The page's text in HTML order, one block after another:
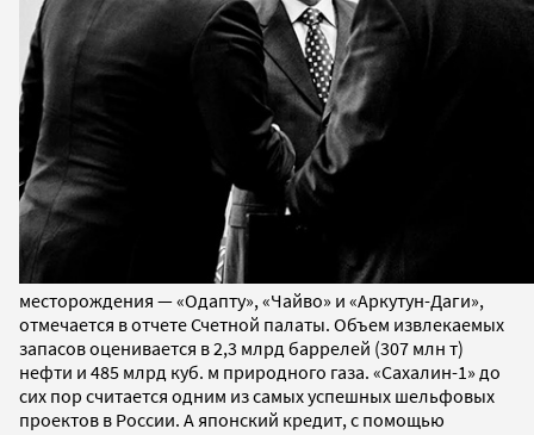
месторождения — «Одапту», «Чайво» и «Аркутун-Даги»,
отмечается в отчете Счетной палаты. Объем извлекаемых
запасов оценивается в 2,3 млрд баррелей (307 млн т)
нефти и 485 млрд куб. м природного газа. «Сахалин-1» до
сих пор считается одним из самых успешных шельфовых
проектов в России. А японский кредит, с помощью